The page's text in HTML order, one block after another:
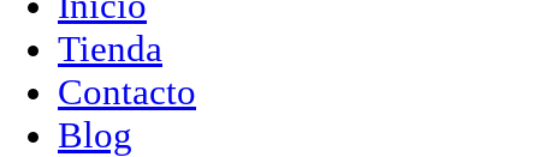
Tienda
Contacto
Blog